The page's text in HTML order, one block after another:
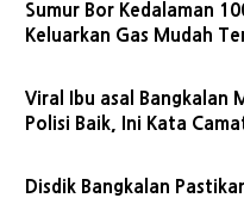
Sumur Bor Kedalaman
Keluarkan Gas Mudah
Viral Ibu asal Bangkalan
Polisi Baik, Ini Kata
Disdik Bangkalan